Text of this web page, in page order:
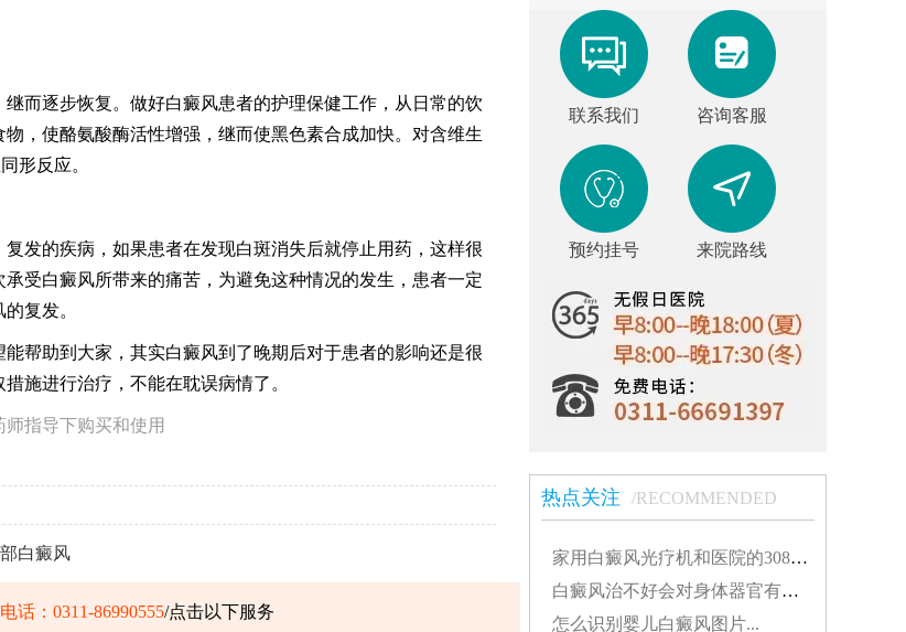
逐步恢复。做好白癜风患者的护理保健工作，从日常的饮
，使酪氨酸酶活性增强，继而使黑色素合成加快。对含维生
形反应。
的疾病，如果患者在发现白斑消失后就停止用药，这样很
受白癜风所带来的痛苦，为避免这种情况的发生，患者一定
复发。
助到大家，其实白癜风到了晚期后对于患者的影响还是很
施进行治疗，不能在耽误病情了。
指导下购买和使用
白癜风
话：0311-86990555/点击以下服务
联系我们 咨询客服
预约挂号 来院路线
热点关注 /RECOMMENDED
家用白癜风光疗机和医院的308有什么不同...
白癜风治不好会对身体器官有影响吗...
怎么识别婴儿白癜风图片...